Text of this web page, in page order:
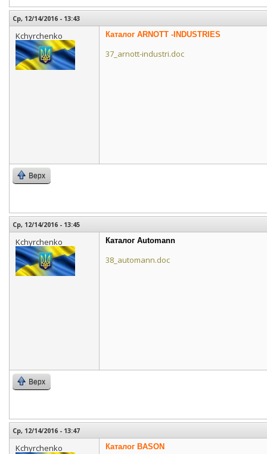
Ср, 12/14/2016 - 13:43
Kchyrchenko Каталог ARNOTT -INDUSTRIES
37_arnott-industri.doc
Верх
Ср, 12/14/2016 - 13:45
Kchyrchenko Каталог Automann
38_automann.doc
Верх
Ср, 12/14/2016 - 13:47
Kchyrchenko Каталог BASON